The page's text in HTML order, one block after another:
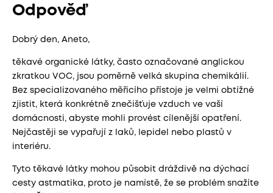
Odpověď
Dobrý den, Aneto,
těkavé organické látky, často označované anglickou
zkratkou VOC, jsou poměrně velká skupina chemikálií.
Bez specializovaného měřicího přístoje je velmi obtížné
zjistit, která konkrétně znečišťuje vzduch ve vaší
domácnosti, abyste mohli provést cílenější opatření.
Nejčastěji se vypařují z laků, lepidel nebo plastů v
interiéru.
Tyto těkavé látky mohou působit dráždivě na dýchací
cesty astmatika, proto je namístě, že se problém snažíte